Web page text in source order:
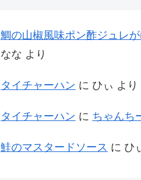
鯛の山椒風味ポン酢ジュレ
なな より
タイチャーハン に ひぃ より
タイチャーハン に ちゃんち
鮭のマスタードソース に ひ